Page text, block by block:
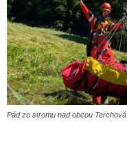
Pád zo stromu nad obcou Terchová.